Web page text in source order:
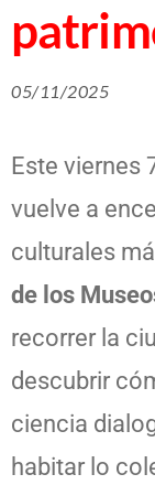
05/11/2025
Este viernes
vuelve a
culturales
de los
recorrer la
descubrir
ciencia
habitar lo